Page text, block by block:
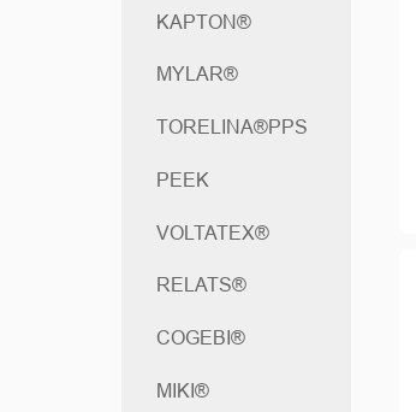
KAPTON®
MYLAR®
TORELINA®PPS
PEEK
VOLTATEX®
RELATS®
COGEBI®
MIKI®